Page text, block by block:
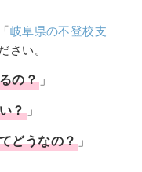
岐阜県の不登校支
さい。
の？ 」
？」
どうなの？ 」